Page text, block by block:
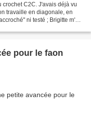
C2C. J'avais déjà vu
travaille en diagonale, en
ni testé ; Brigitte m'a
pour le faon